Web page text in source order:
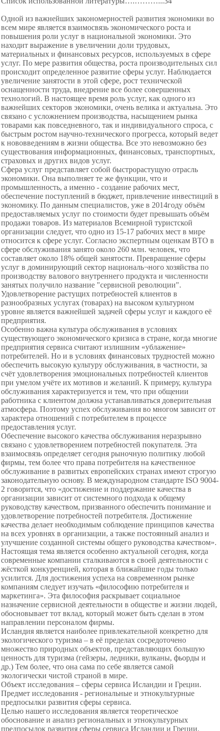
Одной из важнейших закономерностей развития экономики во
всем мире является взаимосвязь экономического роста и
повышения роли услуг в национальной экономики. Это
находит выражение в увеличении доли трудовых,
материальных и финансовых ресурсов, используемых в сфере
услуг. По мере развития общества, роста производительных сил
происходит определенное развитие сферы услуг. Наблюдается
увеличение занятости в этой сфере, рост технической
оснащенности труда, внедрение все более совершенных
технологий. В настоящее время роль услуг, как одного из
важнейших секторов экономики, очень велика и актуальна. Это
связано с усложнением производства, насыщением рынка
товарами как повседневного, так и индивидуального спроса, с
быстрым ростом научно-технического прогресса, который ведет
к нововведениям в жизни общества. Все это невозможно без
существования информационных, финансовых, транспортных,
страховых и других видов услуг.
Сфера услуг представляет собой быстрорастущую отрасль
экономики. Она выполняет те же функции, что и
промышленность, а именно - создание рабочих мест,
обеспечение поступлений в бюджет, привлечение инвестиций в
экономику. По данным специалистов, уже в 2014году объём
предоставляемых услуг по стоимости будет превышать объём
продажи товаров. Из материалов Всемирной туристской
организации следует, что одно из 15-17 рабочих мест в мире
относится к сфере услуг. Согласно экспертным оценкам ВТО в
сфере обслуживания занято около 260 млн. человек, что
составляет около 18% общей занятости. Превращение сферы
услуг в доминирующий сектор националь¬ного хозяйства по
производству валового внутреннего продукта и численности
занятых получило название "сервисной революции".
Удовлетворение растущих потребностей клиентов в
разнообразных услугах (товарах) на высоком культурном
уровне является важнейшей задачей сферы услуг и каждого её
предприятия.
Особенно важна культура обслуживания в условиях
существующего экономического кризиса в стране, когда многие
предприятия сервиса считают излишним «ублажение»
потребителей. Но и в условиях финансовых трудностей можно
обеспечить высокую культуру обслуживания, в частности, за
счёт удовлетворения эмоциональных потребностей клиентов
при умелом учёте их мотивов и желаний. К примеру, культура
обслуживания характеризуется и тем, что при общении
работника с клиентом должна устанавливаться доверительная
атмосфера. Поэтому успех обслуживания во многом зависит от
характера отношений с потребителем в процессе
предоставления услуг.
Обеспечение высокого качества обслуживания неразрывно
связано с удовлетворением потребностей покупателя. Эта
взаимосвязь определяет сегодня рыночную политику любой
фирмы, тем более что права потребителя на качественное
обслуживание в развитых европейских странах имеют строгую
законодательную основу. В международном стандарте ISO 9004-
2 говорится, что «достижение и поддержание качества в
организации зависит от системного подхода к общему
руководству качеством, призванного обеспечить понимание и
удовлетворение потребностей потребителя. Достижение
качества делает необходимым соблюдение принципов качества
на всех уровнях в организации, а также постоянный анализ и
улучшение созданной системы общего руководства качеством».
Настоящая тема является особенно актуальной сегодня, когда
современные компании сталкиваются в своей деятельности с
жёсткой конкуренцией, которая в ближайшие годы только
усилится. Для достижения успеха на современном рынке
компаниям следует изучать «философию потребителя и
маркетинга». Эта философия раскрывает социальное
назначение сервисной деятельности в обществе и жизни людей,
обосновывает тот вклад, который может быть сделан в этом
направлении персоналом фирмы.
Исландия является наиболее привлекательной конкретно для
экологического туризма – в её пределах сосредоточено
множество природных объектов, представляющих большую
ценность для туризма (гейзеры, ледники, вулканы, фьорды и
др.) Тем более, что она сама по себе является самой
экологически чистой страной в мире.
Объект исследования – сферы сервиса Исландии и Греции.
Предмет исследования - региональные и этнокультурные
предпосылки развития сферы сервиса.
Целью нашего исследования является теоретическое
обоснование и анализ региональных и этнокультурных
предпосылок развития сферы сервиса Исландии и Греции.